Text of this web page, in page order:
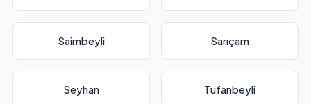
Saimbeyli Sarıçam
Seyhan Tufanbeyli